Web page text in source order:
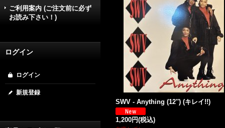
ご利用案内 (ご注文前に必ず
お読み下さい！)
ログイン
ログイン
新規登録
SWV - Anything (12'') (キレイ!!)
1,200円(税込)